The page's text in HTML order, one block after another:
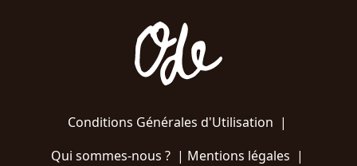
Conditions Générales d'Utilisation |
Qui sommes-nous ?| Mentions légales |